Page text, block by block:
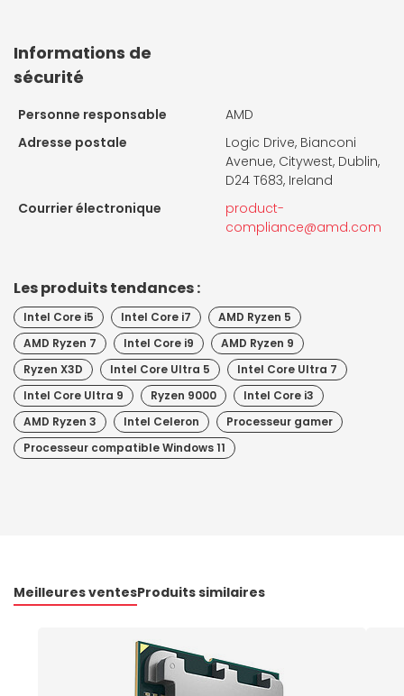
Informations de
sécurité
Personne responsable
AMD
Adresse postale
Logic Drive, Bianconi
Avenue, Citywest, Dublin,
D24 T683, Ireland
Courrier électronique
product-
compliance@amd.com
Les produits tendances :
Intel Core i5 Intel Core i7
AMD Ryzen 5
AMD Ryzen 7
Intel Core i9
AMD Ryzen 9
Ryzen X3D
Intel Core Ultra 5
Intel Core Ultra 7
Intel Core Ultra 9
Ryzen 9000
Intel Core i3
AMD Ryzen 3
Intel Celeron
Processeur gamer
Processeur compatible Windows 11
Meilleures ventesProduits similaires